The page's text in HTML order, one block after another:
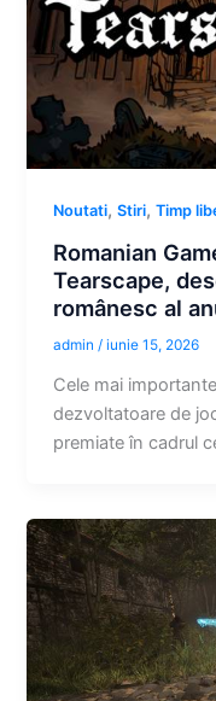
Noutati,Stiri,Timp
Romanian
Tearscape,
românesc al
admin/iunie 15, 2026
Cele mai
dezvoltatoare de
premiate în cadrul